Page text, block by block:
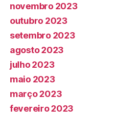
novembro 2023
outubro 2023
setembro 2023
agosto 2023
julho 2023
maio 2023
março 2023
fevereiro 2023